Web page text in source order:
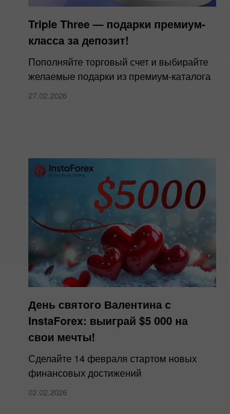
Triple Three — подарки премиум-
класса за депозит!
Пополняйте торговый счет и выбирайте
желаемые подарки из премиум-каталога
27.02.2026
День святого Валентина с
InstaForex: выиграй $5 000 на
свои мечты!
Сделайте 14 февраля стартом новых
финансовых достижений
02.02.2026